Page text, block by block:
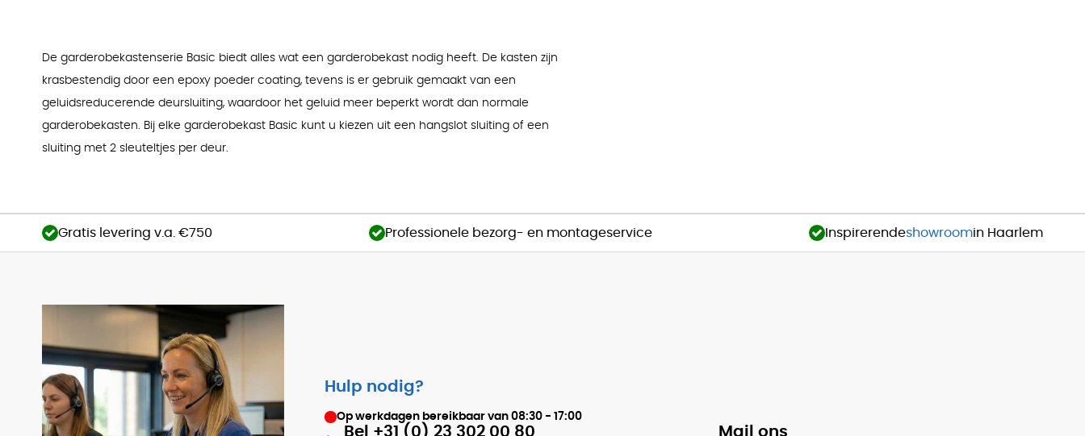
De garderobekastenserie Basic biedt alles wat een garderobekast nodig heeft. De kasten zijn
krasbestendig door een epoxy poeder coating, tevens is er gebruik gemaakt van een
geluidsreducerende deursluiting, waardoor het geluid meer beperkt wordt dan normale
garderobekasten. Bij elke garderobekast Basic kunt u kiezen uit een hangslot sluiting of een
sluiting met 2 sleuteltjes per deur.
Gratis levering v.a. €750 Professionele bezorg- en montageservice Inspirerendeshowroomin Haarlem
Hulp nodig?
Op werkdagen bereikbaar van 08:30 - 17:00
Bel +31 (0) 23 302 00 80 Mail ons